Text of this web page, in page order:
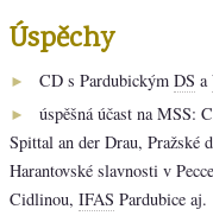
Úspěchy
► CD s Pardubickým DS a
►
úspěšná účast na MSS:
Spittal an der Drau, Pražské
Harantovské slavnosti v
Cidlinou, IFAS Pardubice aj.